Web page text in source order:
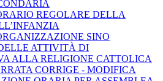
REGOLARE DELLA
SINO
ATTIVITÀ DI
ALLA RELIGIONE CATTOLICA
CORRIGE - MODIFICA